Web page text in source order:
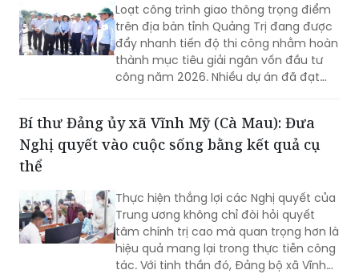
Loạt công trình giao thông trọng điểm
trên địa bàn tỉnh Quảng Trị đang được
đẩy nhanh tiến độ thi công nhằm hoàn
thành mục tiêu giải ngân vốn đầu tư
công năm 2026. Nhiều dự án đã đạt
giải phóng mặt bằng vẫn là "nút thắt"
cần sớm tháo gỡ để bảo đảm tiến độ
Bí thư Đảng ủy xã Vĩnh Mỹ (Cà Mau): Đưa
Nghị quyết vào cuộc sống bằng kết quả cụ
thể
Thực hiện thắng lợi các Nghị quyết của
Trung ương không chỉ đòi hỏi quyết
tâm chính trị cao mà quan trọng hơn là
hiệu quả mang lại trong thực tiễn công
tác. Với tinh thần đó, Đảng bộ xã Vĩnh